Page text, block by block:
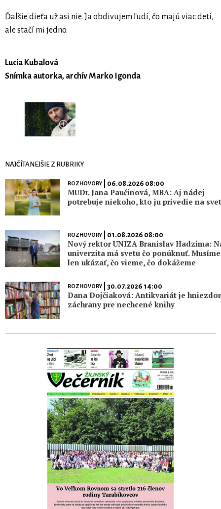
Ďalšie dieťa už asi nie. Ja obdivujem ľudí, čo majú viac detí,
ale stačí mi jedno.
Lucia Kubalová
Snímka autorka, archív Marko Igonda
NAJČÍTANEJŠIE Z RUBRIKY
ROZHOVORY| 06.08.2026 08:00
MUDr. Jana Paučinová, MBA: Aj nádej
potrebuje niekoho, kto ju privedie na svet
ROZHOVORY| 01.08.2026 08:00
Nový rektor UNIZA Branislav Hadzima:
univerzita má svetu čo ponúknuť. Musíme
len ukázať, čo vieme, čo dokážeme
ROZHOVORY| 30.07.2026 14:00
Dana Dojčiaková: Antikvariát je
záchrany pre nechcené knihy